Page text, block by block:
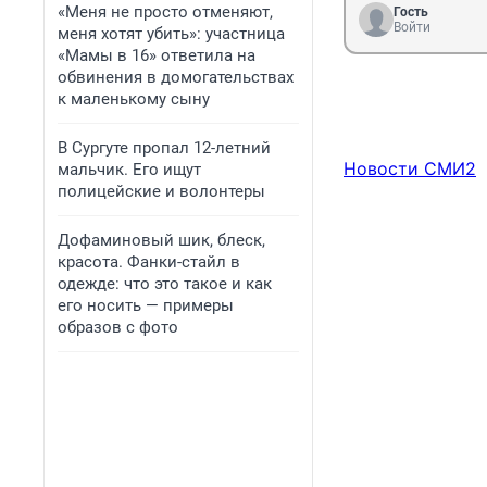
«Меня не просто отменяют,
меня хотят убить»: участница
«Мамы в 16» ответила на
обвинения в домогательствах
к маленькому сыну
В Сургуте пропал 12-летний
мальчик. Его ищут
полицейские и волонтеры
Дофаминовый шик, блеск,
красота. Фанки-стайл в
одежде: что это такое и как
его носить — примеры
образов с фото
Гость
Войти
Новости СМИ2